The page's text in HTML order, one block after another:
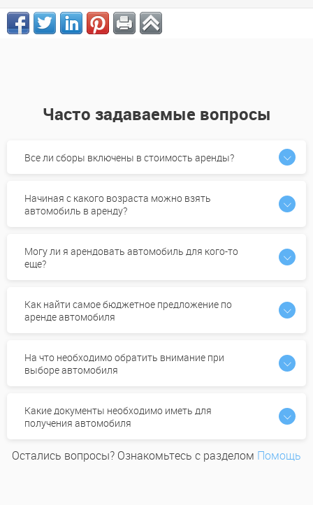
Часто задаваемые вопросы
Все ли сборы включены в стоимость аренды?
Начиная с какого возраста можно взять
автомобиль в аренду?
Могу ли я арендовать автомобиль для кого-то
еще?
Как найти самое бюджетное предложение по
аренде автомобиля
На что необходимо обратить внимание при
выборе автомобиля
Какие документы необходимо иметь для
получения автомобиля
Остались вопросы? Ознакомьтесь с разделом Помощь